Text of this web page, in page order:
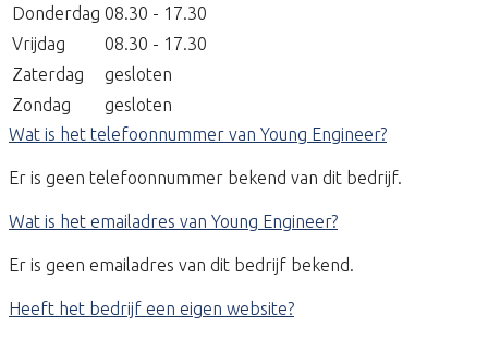
Donderdag 08.30 - 17.30
Vrijdag
08.30 - 17.30
Zaterdag
gesloten
Zondag
gesloten
Wat is het telefoonnummer van Young Engineer?
Er is geen telefoonnummer bekend van dit bedrijf.
Wat is het emailadres van Young Engineer?
Er is geen emailadres van dit bedrijf bekend.
Heeft het bedrijf een eigen website?